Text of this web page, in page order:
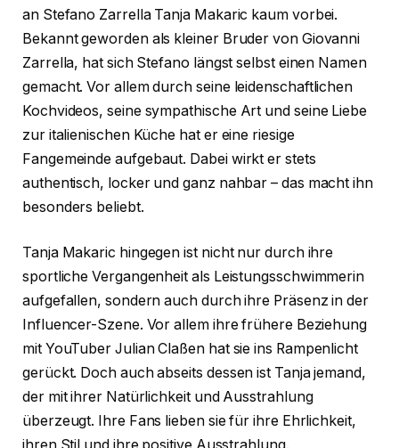
an Stefano Zarrella Tanja Makaric kaum vorbei.
Bekannt geworden als kleiner Bruder von Giovanni
Zarrella, hat sich Stefano längst selbst einen Namen
gemacht. Vor allem durch seine leidenschaftlichen
Kochvideos, seine sympathische Art und seine Liebe
zur italienischen Küche hat er eine riesige
Fangemeinde aufgebaut. Dabei wirkt er stets
authentisch, locker und ganz nahbar – das macht ihn
besonders beliebt.
Tanja Makaric hingegen ist nicht nur durch ihre
sportliche Vergangenheit als Leistungsschwimmerin
aufgefallen, sondern auch durch ihre Präsenz in der
Influencer-Szene. Vor allem ihre frühere Beziehung
mit YouTuber Julian Claßen hat sie ins Rampenlicht
gerückt. Doch auch abseits dessen ist Tanja jemand,
der mit ihrer Natürlichkeit und Ausstrahlung
überzeugt. Ihre Fans lieben sie für ihre Ehrlichkeit,